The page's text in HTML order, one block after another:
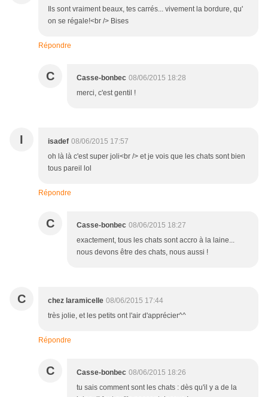
Ils sont vraiment beaux, tes carrés... vivement la bordure, qu'
on se régale!<br /> Bises
Répondre
C Casse-bonbec 08/06/2015 18:28
merci, c'est gentil !
I isadef 08/06/2015 17:57
oh là là c'est super joli<br /> et je vois que les chats sont bien
tous pareil lol
Répondre
C Casse-bonbec 08/06/2015 18:27
exactement, tous les chats sont accro à la laine...
nous devons être des chats, nous aussi !
C chez laramicelle 08/06/2015 17:44
très jolie, et les petits ont l'air d'apprécier^^
Répondre
C Casse-bonbec 08/06/2015 18:26
tu sais comment sont les chats : dès qu'il y a de la